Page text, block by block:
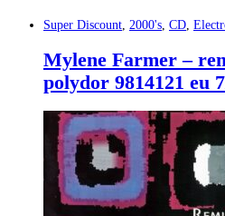
Super Discount, 2000's, CD,
Mylene Farmer –
polydor 9814121 eu